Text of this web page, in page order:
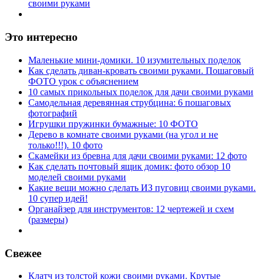
Это интересно
Маленькие мини-домики. 10 изумительных поделок
Как сделать диван-кровать своими руками. Пошаговый
ФОТО урок с объяснением
10 самых прикольных поделок для дачи своими руками
Самодельная деревянная струбцина: 6 пошаговых
фотографий
Игрушки пружинки бумажные: 10 ФОТО
Дерево в комнате своими руками (на угол и не
только!!!). 10 фото
Скамейки из бревна для дачи своими руками: 12 фото
Как сделать почтовый ящик домик: фото обзор 10
моделей своими руками
Какие вещи можно сделать ИЗ пуговиц своими руками.
10 супер идей!
Органайзер для инструментов: 12 чертежей и схем
(размеры)
Свежее
Клатч из толстой кожи своими руками. Крутые